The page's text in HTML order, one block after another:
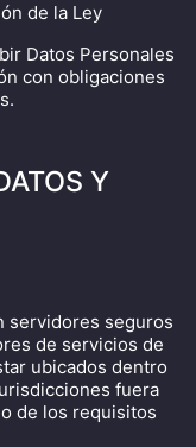
de la Ley
Datos Personales
con obligaciones
Y
servidores seguros
de servicios de
ubicados dentro
fuera
de los requisitos